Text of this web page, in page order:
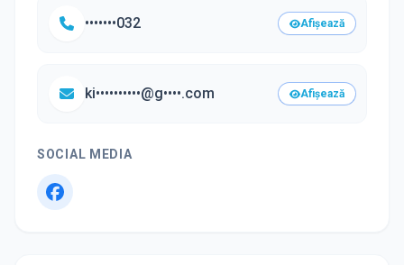
•••••••032 Afișează
ki••••••••••@g••••.com Afișează
SOCIAL MEDIA